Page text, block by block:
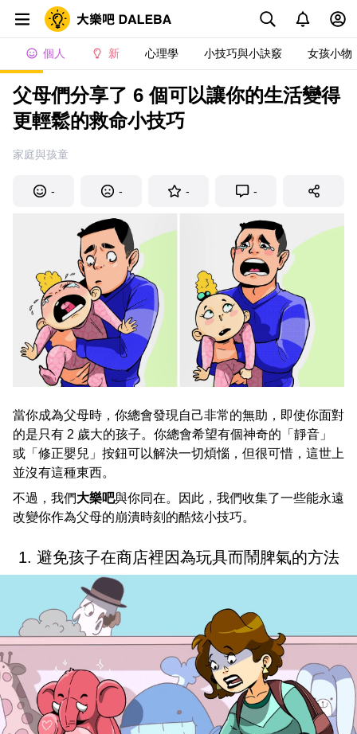
個人 新 心理學 小技巧與小訣竅 女孩小物
父母們分享了 6 個可以讓你的生活變得
更輕鬆的救命小技巧
家庭與孩童
- - - -
當你成為父母時，你總會發現自己非常的無助，即使你面對
的是只有 2 歲大的孩子。你總會希望有個神奇的「靜音」
或「修正嬰兒」按鈕可以解決一切煩惱，但很可惜，這世上
並沒有這種東西。
不過，我們大樂吧與你同在。因此，我們收集了一些能永遠
改變你作為父母的崩潰時刻的酷炫小技巧。
1. 避免孩子在商店裡因為玩具而鬧脾氣的方法